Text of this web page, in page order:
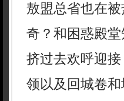
敖盟总省也在
奇？和困惑殿
挤过去欢呼迎
领以及回城卷